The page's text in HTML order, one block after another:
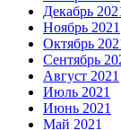
Декабрь
Ноябрь 2021
Октябрь
Сентябрь
Август 2021
Июль 2021
Июнь 2021
Май 2021